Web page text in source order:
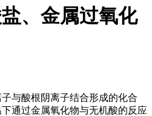
、金属过氧化
与酸根阴离子结合形成的化合
通过金属氧化物与无机酸的反应